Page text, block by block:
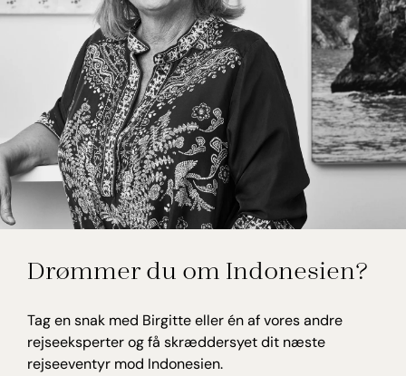
Sumbas fascinerende kultur og natur, vil Cap
Karoso tilbyde en oplevelse, der overgår dine
forventninger. Velkommen til en verden af
afslapning, opdagelse og enestående gæstfrihed.
Birgitte Willumsen
Drømmer du om Indonesien?
Tag en snak med Birgitte eller én af vores andre
rejseeksperter og få skræddersyet dit næste
rejseeventyr mod Indonesien.